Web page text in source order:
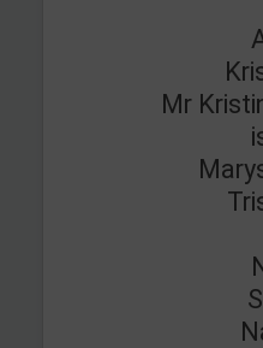
Mr